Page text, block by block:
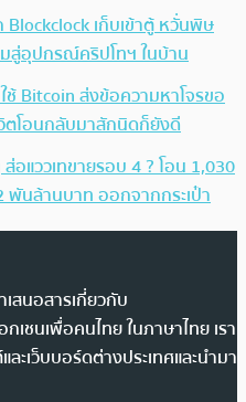
Blockclock เก็บเข้าตู้ หวั่นพิษ
สู่อุปกรณ์คริปโทฯ ในบ้าน
ช้ Bitcoin ส่งข้อความหาโจรขอ
โอนกลับมาสักนิดก็ยังดี
อแววเทขายรอบ 4 ? โอน 1,030
พันล้านบาท ออกจากกระเป๋า
สนอสารเกี่ยวกับ
เชนเพื่อคนไทย ในภาษาไทย เรา
ะเว็บบอร์ดต่างประเทศและนำมา